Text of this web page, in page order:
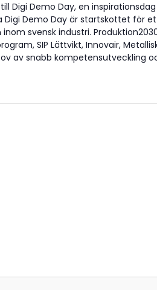
Digi Demo Day, en
Digi Demo Day är startskottet för
svensk industri.
SIP Lättvikt, Innovair,
av snabb kompetensutveckling